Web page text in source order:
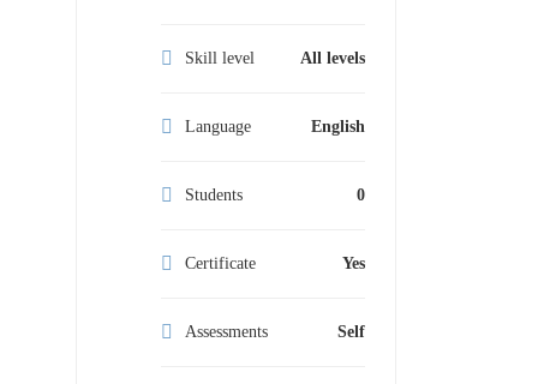
Skill level All levels
Language English
Students 0
Certificate Yes
Assessments Self